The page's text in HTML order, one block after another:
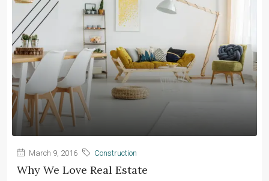
March 9, 2016 Construction
Why We Love Real Estate